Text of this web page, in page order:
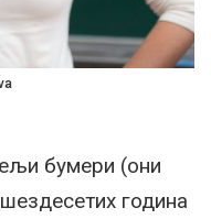
бумери (они
година